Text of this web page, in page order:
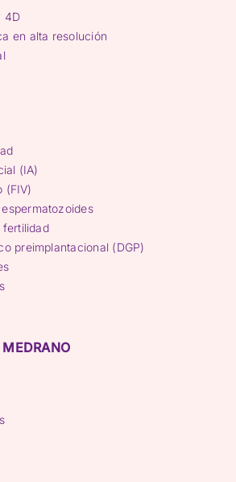
4D
en alta resolución
(IA)
(FIV)
fertilidad
preimplantacional (DGP)